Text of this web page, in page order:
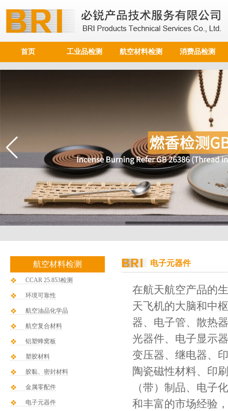
首页 工业品检测 航空材料检测 消费品检测
航空材料检测
CCAR 25.853检测
环境可靠性
航空油品化学品
航空复合材料
铝塑蜂窝板
塑胶材料
胶黏、密封材料
金属零配件
电子元器件
电子元器件
在航天航空产品的
天飞机的大脑和中
器、电子管、散热
光器件、电子显示
变压器、继电器、
陶瓷磁性材料、印
（带）制品、电子
和丰富的市场经验